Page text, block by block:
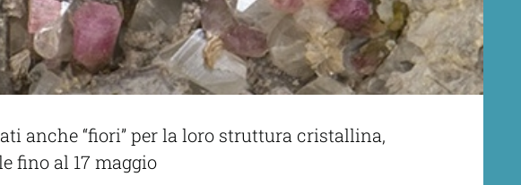
anche “fiori” per la loro struttura cristallina,
fino al 17 maggio